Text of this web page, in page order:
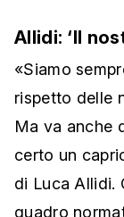
Allidi: ‘Il
«Siamo
rispetto delle
Ma va anche
certo un
di Luca Allidi.
quadro